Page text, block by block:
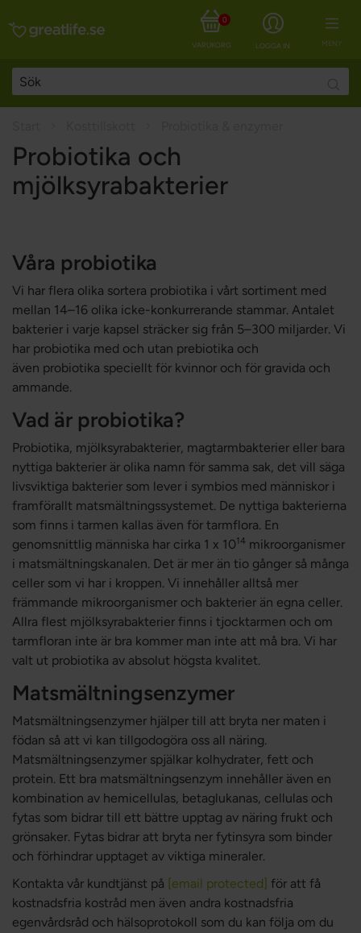
MENY
LOGGA IN
VARUKORG
0
Probiotika och
mjölksyrabakterier
Våra probiotika
Vi har flera olika sortera probiotika i vårt sortiment med
mellan 14–16 olika icke-konkurrerande stammar. Antalet
bakterier i varje kapsel sträcker sig från 5–300 miljarder. Vi
har probiotika med och utan prebiotika och
även probiotika speciellt för kvinnor och för gravida och
ammande.
Vad är probiotika?
Probiotika, mjölksyrabakterier, magtarmbakterier eller bara
nyttiga bakterier är olika namn för samma sak, det vill säga
livsviktiga bakterier som lever i symbios med människor i
framförallt matsmältningssystemet. De nyttiga bakterierna
som finns i tarmen kallas även för tarmflora. En
genomsnittlig människa har cirka 1 x 1014 mikroorganismer
i matsmältningskanalen. Det är mer än tio gånger så många
celler som vi har i kroppen. Vi innehåller alltså mer
främmande mikroorganismer och bakterier än egna celler.
Allra flest mjölksyrabakterier finns i tjocktarmen och om
tarmfloran inte är bra kommer man inte att må bra. Vi har
valt ut probiotika av absolut högsta kvalitet.
Matsmältningsenzymer
Matsmältningsenzymer hjälper till att bryta ner maten i
födan så att vi kan tillgodogöra oss all näring.
Matsmältningsenzymer spjälkar kolhydrater, fett och
protein. Ett bra matsmältningsenzym innehåller även en
kombination av hemicellulas, betaglukanas, cellulas och
fytas som bidrar till ett bättre upptag av näring frukt och
grönsaker. Fytas bidrar att bryta ner fytinsyra som binder
och förhindrar upptaget av viktiga mineraler.
Kontakta vår kundtjänst på [email protected] för att få
kostnadsfria kostråd men även andra kostnadsfria
egenvårdsråd och hälsoprotokoll som du kan följa om du